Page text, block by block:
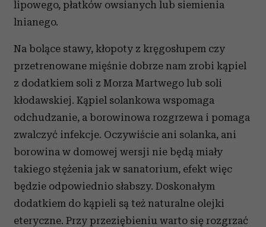
korzystania z ich usług.
lipowego, płatków owsianych lub siemienia
lnianego.
Na bolące stawy, kłopoty z kręgosłupem czy
przetrenowane mięśnie dobrze nam zrobi kąpiel
z dodatkiem soli z Morza Martwego lub soli
kłodawskiej. Kąpiel solankowa wspomaga
odchudzanie, a borowinowa rozgrzewa i pomaga
zwalczyć infekcje. Oczywiście ani solanka, ani
borowina w domowej wersji nie będą miały
takiego stężenia jak w sanatorium, efekt więc
będzie odpowiednio słabszy. Doskonałym
dodatkiem do kąpieli są też naturalne olejki
eteryczne. Przy przeziębieniu warto się rozgrzać